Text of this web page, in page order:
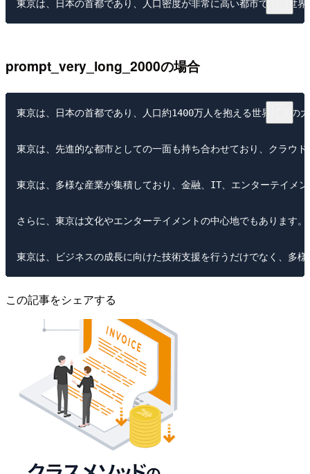
prompt_very_long_2000の場合
東京は、日本の首都であり、人口約1400万人を抱える世界有数の
東京は、先進的な都市としての一面も持ち合わせており、クラウ
東京は、多様な産業が集積しており、金融、IT、エンターテイメ
さらに、東京は文化やエンターテイメントの中心地でもあります
この記事をシェアする